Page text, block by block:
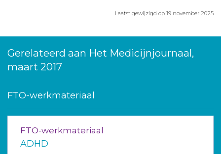
Laatst gewijzigd op 19 november 2025
Gerelateerd aan Het Medicijnjournaal,
maart 2017
FTO-werkmateriaal
FTO-werkmateriaal
ADHD